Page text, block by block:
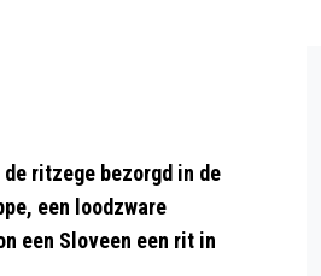
ritzege bezorgd in de
een loodzware
een Sloveen een rit in